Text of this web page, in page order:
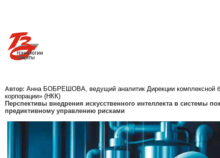
Автор: Анна БОБРЕШОВА, ведущий аналитик Дирекции комплексной
корпорации» (НКК)
Перспективы внедрения искусственного интеллекта в системы
предиктивному управлению рисками